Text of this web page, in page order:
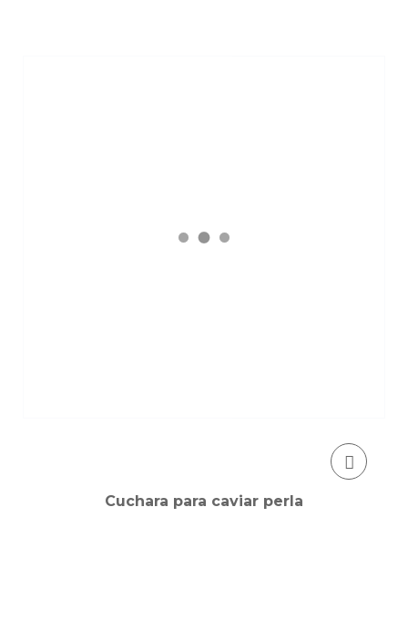
Cuchara para caviar perla